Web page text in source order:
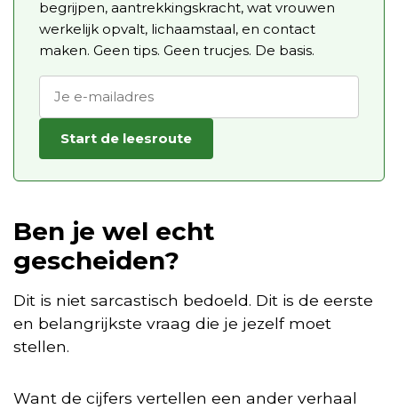
begrijpen, aantrekkingskracht, wat vrouwen
werkelijk opvalt, lichaamstaal, en contact
maken. Geen tips. Geen trucjes. De basis.
Start de leesroute
Ben je wel echt
gescheiden?
Dit is niet sarcastisch bedoeld. Dit is de eerste
en belangrijkste vraag die je jezelf moet
stellen.
Want de cijfers vertellen een ander verhaal